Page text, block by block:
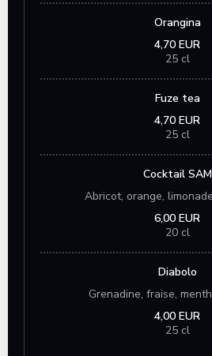
Orangina
4,70 EUR
25 cl
Fuze tea
4,70 EUR
25 cl
Cocktail SAM
Abricot, orange,
6,00 EUR
20 cl
Diabolo
Grenadine, fraise,
4,00 EUR
25 cl